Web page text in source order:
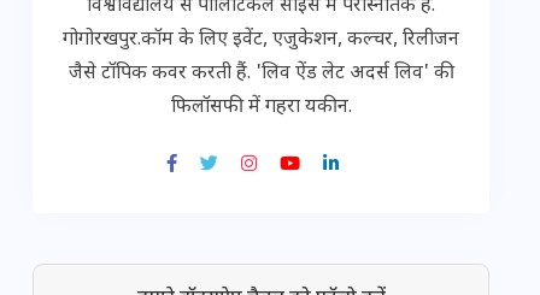
विश्वविद्यालय से पॉलिटिकल साइंस में परास्नातक हैं.
गोगोरखपुर.कॉम के लिए इवेंट, एजुकेशन, कल्चर, रिलीजन
जैसे टॉपिक कवर करती हैं. 'लिव ऐंड लेट अदर्स लिव' की
फिलॉसफी में गहरा यकीन.